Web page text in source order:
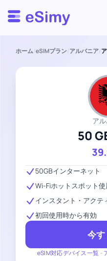
Esimy
ホーム/eSIMプラン/アルバニア/
ア
50
eSIM対応デバイス一覧 -
50GBインターネット
Wi-Fiホットスポット
インスタント・アクテ
初回使用時から有効
今